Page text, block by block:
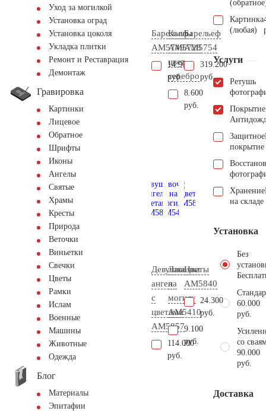
Уход за могилкой
Установка оград
Установка цоколя
Укладка плитки
Ремонт и Реставрация
Демонтаж
Гравировка
Картинки
Лицевое
Обратное
Шрифты
Иконы
Ангелы
Святые
Храмы
Кресты
Природа
Веточки
Виньетки
Свечки
Цветы
Рамки
Ислам
Военные
Машины
Животные
Одежда
Блог
Материалы
Эпитафии
Барельеф
AM5749
14.900
руб.
Каллы
AM5728
цвет
серебро
8.600
руб.
Барельеф
AM5754
319.200
руб.
Девушка
ангел
с
цветами
AM5857
114.000
руб.
Лавочка
на
могилу
AM5410
9.100
руб.
Цветы
AM5840
24.300
руб.
Картинка
(любая)
Услуги
Ретушь
Покрытие
Защитное
покрытие
Хранение
на складе
Установка
Без
60.000
руб.
со
90.000
руб.
Доставка